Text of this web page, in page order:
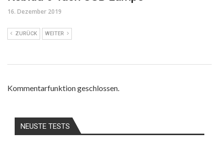
16. Dezember 2019
ZURÜCK WEITER
Kommentarfunktion geschlossen.
NEUSTE TESTS